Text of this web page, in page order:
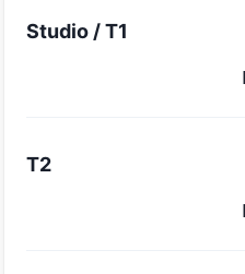
Studio / T1
T2